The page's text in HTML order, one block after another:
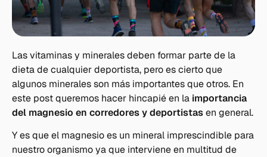
Las vitaminas y minerales deben formar parte de la
dieta de cualquier deportista, pero es cierto que
algunos minerales son más importantes que otros. En
este post queremos hacer hincapié en la importancia
del magnesio en corredores y deportistasen general.
Y es que el magnesio es un mineral imprescindible para
nuestro organismo ya que interviene en multitud de